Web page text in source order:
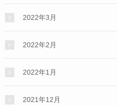
2022年3月
2022年2月
2022年1月
2021年12月